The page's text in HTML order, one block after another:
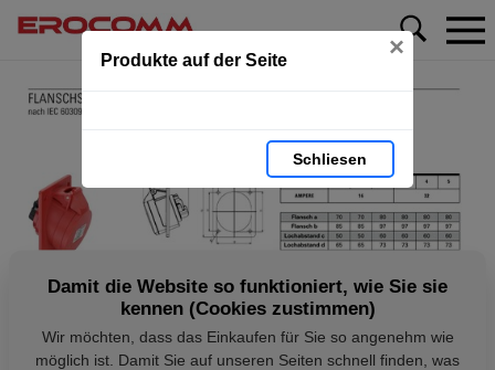
Produkte auf der Seite ×
Schliesen
Damit die Website so funktioniert, wie Sie sie
kennen (Cookies zustimmen)
Wir möchten, dass das Einkaufen für Sie so angenehm wie
möglich ist. Damit Sie auf unseren Seiten schnell finden, was